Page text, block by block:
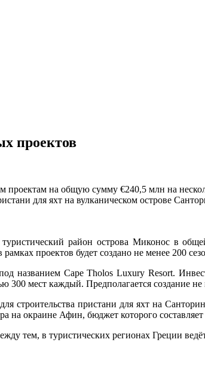
проектов
проектам на общую сумму €240,5 млн на
для яхт на вулканическом острове
туристический район острова Миконос в
проектов будет создано не менее 200
названием Cape Tholos Luxury Resort.
мест каждый. Предполагается создание
строительства пристани для яхт на
на окраине Афин, бюджет которого
тем, в туристических регионах Греции